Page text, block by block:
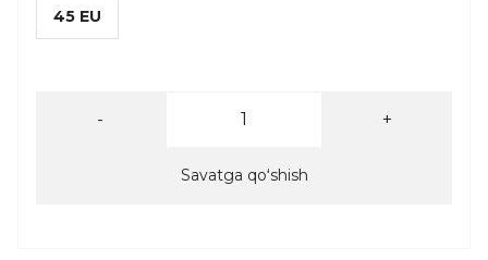
45 EU
- +
Savatga qoʻshish